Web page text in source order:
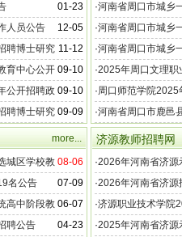
01-23
12-05
人员公告
11-12
聘博士研究
09-10
育中心公开
09-10
公开招聘政
09-09
聘博士研究
·河南省周口市城乡
儿园教师招聘笔试
·河南省周口市城乡
儿园教师招聘152名
·河南省周口市城乡
儿园保育员公告
·2025年周口文理职
辅导员公告
·周口师范学院
·河南省周口市鹿邑
告
more...
08-06
城区学校教
07-09
名公告
06-07
高中阶段教
04-23
聘公告
济源教师招聘网
·2026年河南省济源
·2026年河南省济源
·济源职业技术学院
公告
·2025年河南省济源